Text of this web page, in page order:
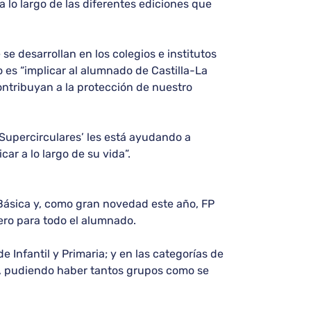
lo largo de las diferentes ediciones que
desarrollan en los colegios e institutos
“implicar al alumnado de Castilla-La
a la protección de nuestro
les está ayudando a
a lo largo de su vida”.
y, como gran novedad este año, FP
para todo el alumnado.
Infantil y Primaria; y en las categorías de
pudiendo haber tantos grupos como se